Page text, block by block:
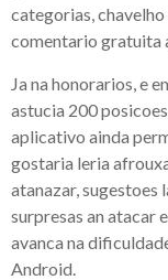
categorias,
comentario gratuita
Ja na honorarios, e
astucia 200
aplicativo ainda
gostaria leria
atanazar, sugestoes
surpresas an atacar
avanca na
Android.